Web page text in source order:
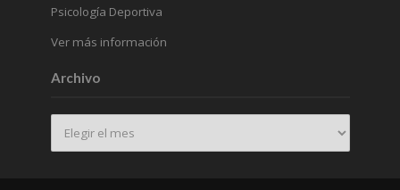
Psicología Deportiva
Ver más información
Archivo
Archivo